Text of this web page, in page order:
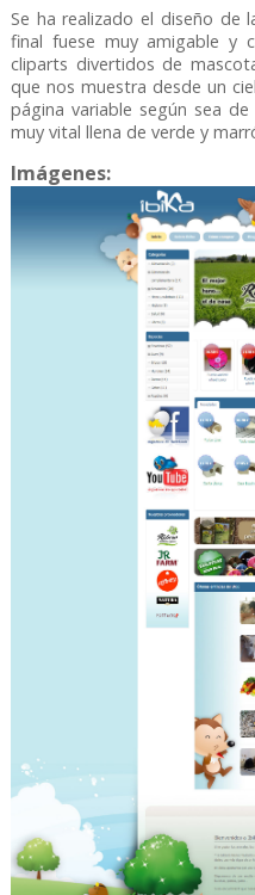
Se ha realizado el diseño de
final fuese muy amigable y
cliparts divertidos de
que nos muestra desde un
página variable según sea
muy vital llena de verde y
Imágenes: